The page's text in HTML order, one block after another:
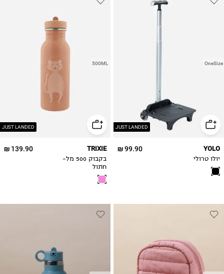
JUST LANDED
OneSize
99.90 ₪ YOLO
יולו טרולי
JUST LANDED
500ML
139.90 ₪ TRIXIE
בקבוק 500 מל-
חתול